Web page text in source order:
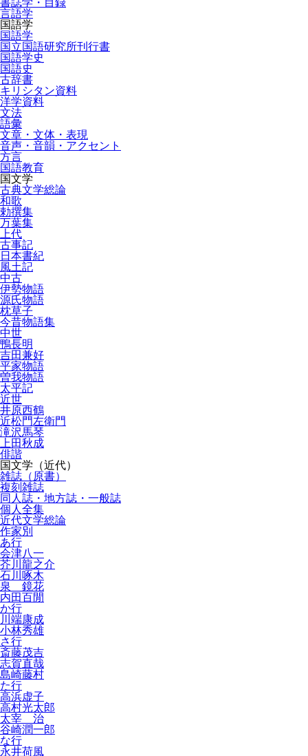
書誌学・目録
言語学
国語学
国語学
国立国語研究所刊行書
国語学史
国語史
古辞書
キリシタン資料
洋学資料
文法
語彙
文章・文体・表現
音声・音韻・アクセント
方言
国語教育
国文学
古典文学総論
和歌
勅撰集
万葉集
上代
古事記
日本書紀
風土記
中古
伊勢物語
源氏物語
枕草子
今昔物語集
中世
鴨長明
吉田兼好
平家物語
曽我物語
太平記
近世
井原西鶴
近松門左衛門
滝沢馬琴
上田秋成
俳諧
国文学（近代）
雑誌（原書）
複刻雑誌
同人誌・地方誌・一般誌
個人全集
近代文学総論
作家別
あ行
会津八一
芥川龍之介
石川啄木
泉 鏡花
内田百閒
か行
川端康成
小林秀雄
さ行
斎藤茂吉
志賀直哉
島崎藤村
た行
高浜虚子
高村光太郎
太宰 治
谷崎潤一郎
な行
永井荷風